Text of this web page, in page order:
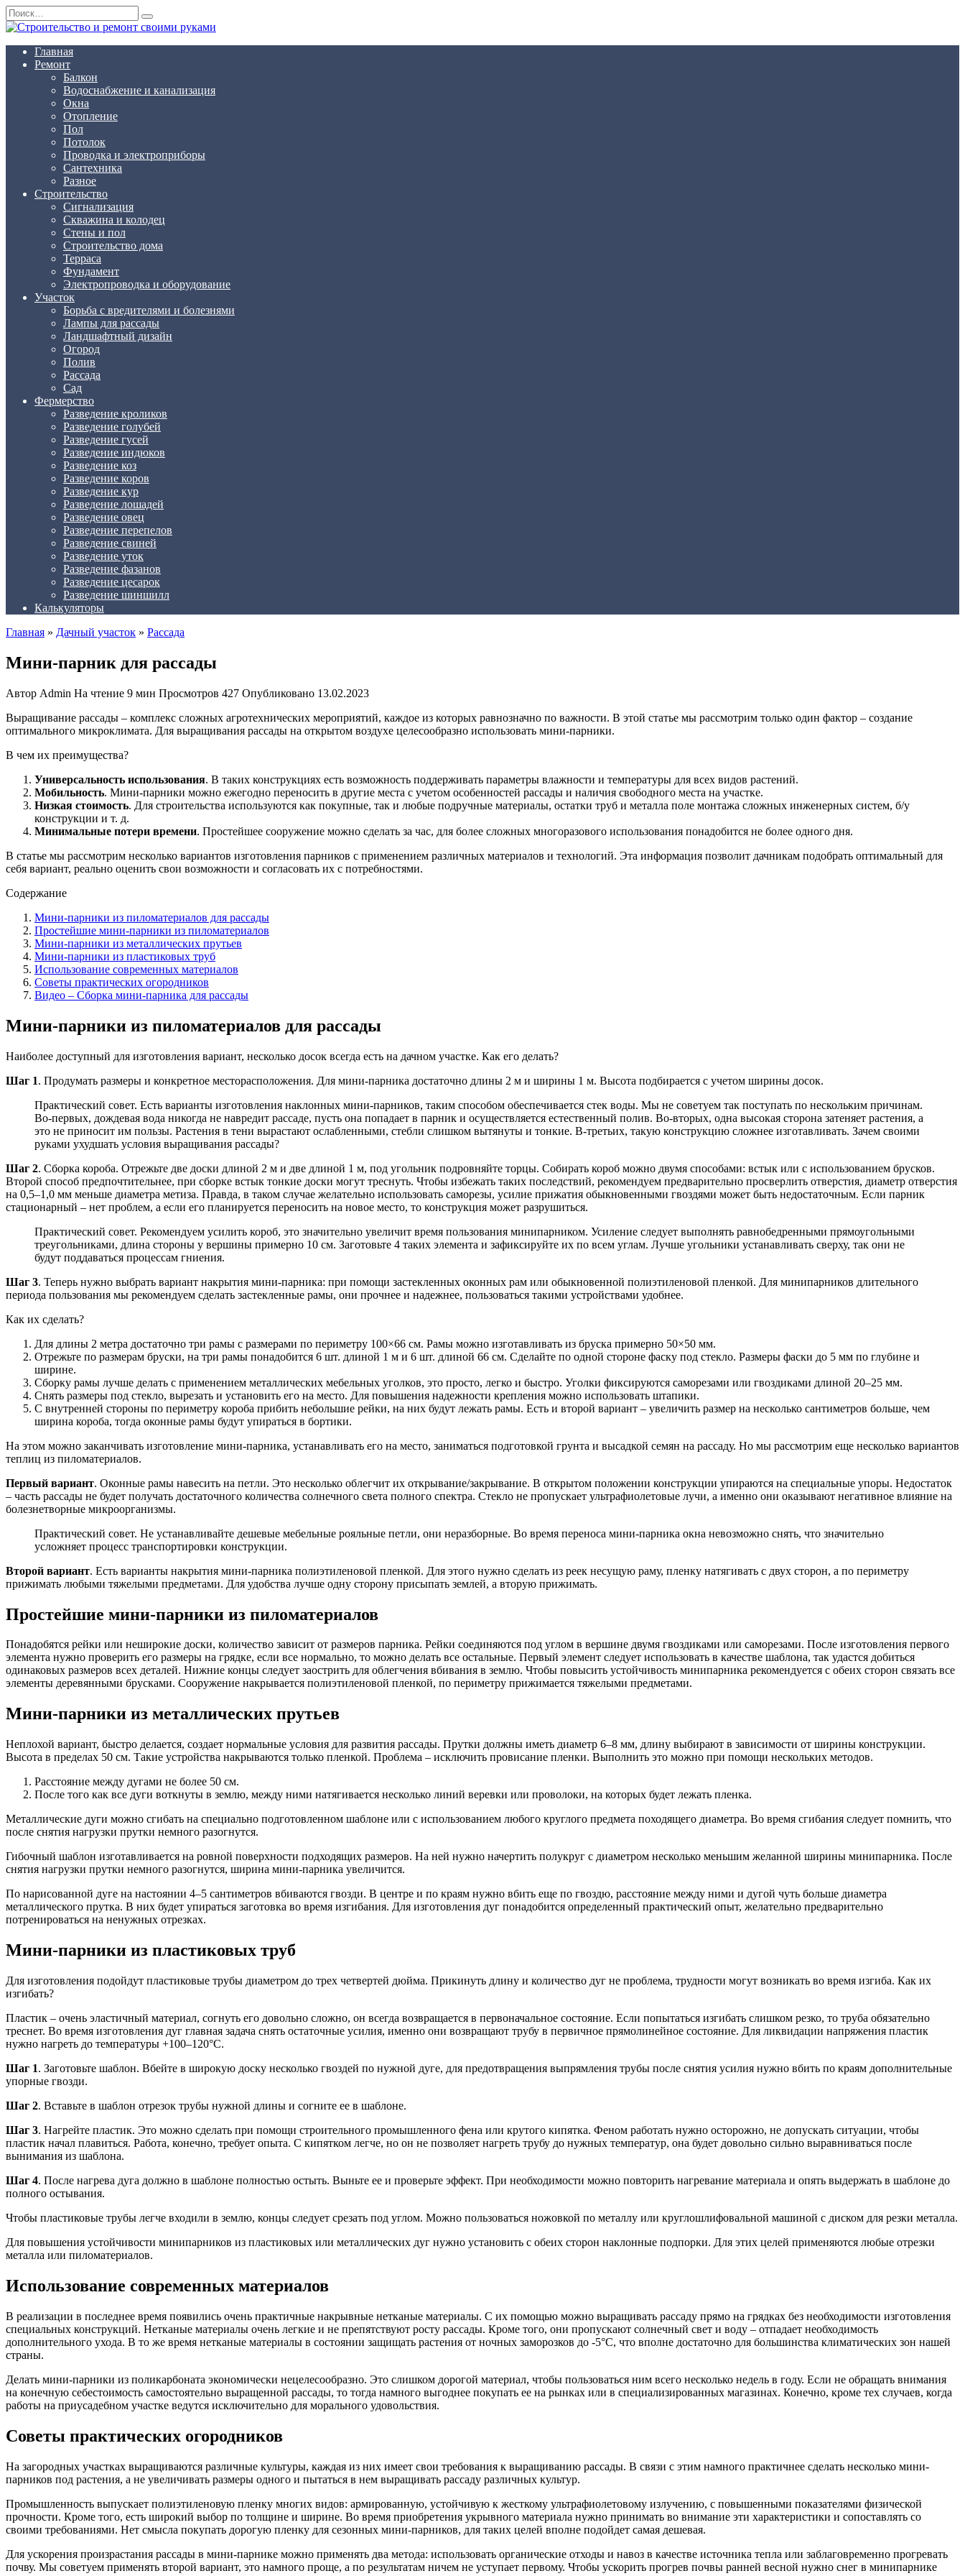
Перейти
к
содержанию
Search
for:
Главная
Ремонт
Балкон
Водоснабжение и канализация
Окна
Отопление
Пол
Потолок
Проводка и электроприборы
Сантехника
Разное
Строительство
Сигнализация
Скважина и колодец
Стены и пол
Строительство дома
Терраса
Фундамент
Электропроводка и оборудование
Участок
Борьба с вредителями и болезнями
Лампы для рассады
Ландшафтный дизайн
Огород
Полив
Рассада
Сад
Фермерство
Разведение кроликов
Разведение голубей
Разведение гусей
Разведение индюков
Разведение коз
Разведение коров
Разведение кур
Разведение лошадей
Разведение овец
Разведение перепелов
Разведение свиней
Разведение уток
Разведение фазанов
Разведение цесарок
Разведение шиншилл
Калькуляторы
Главная » Дачный участок » Рассада
Мини-парник для рассады
Автор Admin На чтение 9 мин Просмотров 427 Опубликовано 13.02.2023
Выращивание рассады – комплекс сложных агротехнических мероприятий, каждое из которых равнозначно по важности. В этой статье мы рассмотрим только один фактор – создание
оптимального микроклимата. Для выращивания рассады на открытом воздухе целесообразно использовать мини-парники.
В чем их преимущества?
Универсальность использования. В таких конструкциях есть возможность поддерживать параметры влажности и температуры для всех видов растений.
Мобильность. Мини-парники можно ежегодно переносить в другие места с учетом особенностей рассады и наличия свободного места на участке.
Низкая стоимость. Для строительства используются как покупные, так и любые подручные материалы, остатки труб и металла поле монтажа сложных инженерных систем, б/у
конструкции и т. д.
Минимальные потери времени. Простейшее сооружение можно сделать за час, для более сложных многоразового использования понадобится не более одного дня.
В статье мы рассмотрим несколько вариантов изготовления парников с применением различных материалов и технологий. Эта информация позволит дачникам подобрать оптимальный для
себя вариант, реально оценить свои возможности и согласовать их с потребностями.
Содержание
Мини-парники из пиломатериалов для рассады
Простейшие мини-парники из пиломатериалов
Мини-парники из металлических прутьев
Мини-парники из пластиковых труб
Использование современных материалов
Советы практических огородников
Видео – Сборка мини-парника для рассады
Мини-парники из пиломатериалов для рассады
Наиболее доступный для изготовления вариант, несколько досок всегда есть на дачном участке. Как его делать?
Шаг 1. Продумать размеры и конкретное месторасположения. Для мини-парника достаточно длины 2 м и ширины 1 м. Высота подбирается с учетом ширины досок.
Практический совет. Есть варианты изготовления наклонных мини-парников, таким способом обеспечивается стек воды. Мы не советуем так поступать по нескольким причинам.
Во-первых, дождевая вода никогда не навредит рассаде, пусть она попадает в парник и осуществляется естественный полив. Во-вторых, одна высокая сторона затеняет растения, а
это не приносит им пользы. Растения в тени вырастают ослабленными, стебли слишком вытянуты и тонкие. В-третьих, такую конструкцию сложнее изготавливать. Зачем своими
руками ухудшать условия выращивания рассады?
Шаг 2. Сборка короба. Отрежьте две доски длиной 2 м и две длиной 1 м, под угольник подровняйте торцы. Собирать короб можно двумя способами: встык или с использованием брусков.
Второй способ предпочтительнее, при сборке встык тонкие доски могут треснуть. Чтобы избежать таких последствий, рекомендуем предварительно просверлить отверстия, диаметр отверстия
на 0,5–­1,0 мм меньше диаметра метиза. Правда, в таком случае желательно использовать саморезы, усилие прижатия обыкновенными гвоздями может быть недостаточным. Если парник
стационарный – нет проблем, а если его планируется переносить на новое место, то конструкция может разрушиться.
Практический совет. Рекомендуем усилить короб, это значительно увеличит время пользования минипарником. Усиление следует выполнять равнобедренными прямоугольными
треугольниками, длина стороны у вершины примерно 10 см. Заготовьте 4 таких элемента и зафиксируйте их по всем углам. Лучше угольники устанавливать сверху, так они не
будут поддаваться процессам гниения.
Шаг 3. Теперь нужно выбрать вариант накрытия мини-парника: при помощи застекленных оконных рам или обыкновенной полиэтиленовой пленкой. Для минипарников длительного
периода пользования мы рекомендуем сделать застекленные рамы, они прочнее и надежнее, пользоваться такими устройствами удобнее.
Как их сделать?
Для длины 2 метра достаточно три рамы с размерами по периметру 100×66 см. Рамы можно изготавливать из бруска примерно 50×50 мм.
Отрежьте по размерам бруски, на три рамы понадобится 6 шт. длиной 1 м и 6 шт. длиной 66 см. Сделайте по одной стороне фаску под стекло. Размеры фаски до 5 мм по глубине и
ширине.
Сборку рамы лучше делать с применением металлических мебельных уголков, это просто, легко и быстро. Уголки фиксируются саморезами или гвоздиками длиной 20–25 мм.
Снять размеры под стекло, вырезать и установить его на место. Для повышения надежности крепления можно использовать штапики.
С внутренней стороны по периметру короба прибить небольшие рейки, на них будут лежать рамы. Есть и второй вариант – увеличить размер на несколько сантиметров больше, чем
ширина короба, тогда оконные рамы будут упираться в бортики.
На этом можно заканчивать изготовление мини-парника, устанавливать его на место, заниматься подготовкой грунта и высадкой семян на рассаду. Но мы рассмотрим еще несколько вариантов
теплиц из пиломатериалов.
Первый вариант. Оконные рамы навесить на петли. Это несколько облегчит их открывание/закрывание. В открытом положении конструкции упираются на специальные упоры. Недостаток
– часть рассады не будет получать достаточного количества солнечного света полного спектра. Стекло не пропускает ультрафиолетовые лучи, а именно они оказывают негативное влияние на
болезнетворные микроорганизмы.
Практический совет. Не устанавливайте дешевые мебельные рояльные петли, они неразборные. Во время переноса мини-парника окна невозможно снять, что значительно
усложняет процесс транспортировки конструкции.
Второй вариант. Есть варианты накрытия мини-парника полиэтиленовой пленкой. Для этого нужно сделать из реек несущую раму, пленку натягивать с двух сторон, а по периметру
прижимать любыми тяжелыми предметами. Для удобства лучше одну сторону присыпать землей, а вторую прижимать.
Простейшие мини-парники из пиломатериалов
Понадобятся рейки или неширокие доски, количество зависит от размеров парника. Рейки соединяются под углом в вершине двумя гвоздиками или саморезами. После изготовления первого
элемента нужно проверить его размеры на грядке, если все нормально, то можно делать все остальные. Первый элемент следует использовать в качестве шаблона, так удастся добиться
одинаковых размеров всех деталей. Нижние концы следует заострить для облегчения вбивания в землю. Чтобы повысить устойчивость минипарника рекомендуется с обеих сторон связать все
элементы деревянными брусками. Сооружение накрывается полиэтиленовой пленкой, по периметру прижимается тяжелыми предметами.
Мини-парники из металлических прутьев
Неплохой вариант, быстро делается, создает нормальные условия для развития рассады. Прутки должны иметь диаметр 6–­8 мм, длину выбирают в зависимости от ширины конструкции.
Высота в пределах 50 см. Такие устройства накрываются только пленкой. Проблема – исключить провисание пленки. Выполнить это можно при помощи нескольких методов.
Расстояние между дугами не более 50 см.
После того как все дуги воткнуты в землю, между ними натягивается несколько линий веревки или проволоки, на которых будет лежать пленка.
Металлические дуги можно сгибать на специально подготовленном шаблоне или с использованием любого круглого предмета походящего диаметра. Во время сгибания следует помнить, что
после снятия нагрузки прутки немного разогнутся.
Гибочный шаблон изготавливается на ровной поверхности подходящих размеров. На ней нужно начертить полукруг с диаметром несколько меньшим желанной ширины минипарника. После
снятия нагрузки прутки немного разогнутся, ширина мини-парника увеличится.
По нарисованной дуге на настоянии 4–5 сантиметров вбиваются гвозди. В центре и по краям нужно вбить еще по гвоздю, расстояние между ними и дугой чуть больше диаметра
металлического прутка. В них будет упираться заготовка во время изгибания. Для изготовления дуг понадобится определенный практический опыт, желательно предварительно
потренироваться на ненужных отрезках.
Мини-парники из пластиковых труб
Для изготовления подойдут пластиковые трубы диаметром до трех четвертей дюйма. Прикинуть длину и количество дуг не проблема, трудности могут возникать во время изгиба. Как их
изгибать?
Пластик – очень эластичный материал, согнуть его довольно сложно, он всегда возвращается в первоначальное состояние. Если попытаться изгибать слишком резко, то труба обязательно
треснет. Во время изготовления дуг главная задача снять остаточные усилия, именно они возвращают трубу в первичное прямолинейное состояние. Для ликвидации напряжения пластик
нужно нагреть до температуры +100–120°С.
Шаг 1. Заготовьте шаблон. Вбейте в широкую доску несколько гвоздей по нужной дуге, для предотвращения выпрямления трубы после снятия усилия нужно вбить по краям дополнительные
упорные гвозди.
Шаг 2. Вставьте в шаблон отрезок трубы нужной длины и согните ее в шаблоне.
Шаг 3. Нагрейте пластик. Это можно сделать при помощи строительного промышленного фена или крутого кипятка. Феном работать нужно осторожно, не допускать ситуации, чтобы
пластик начал плавиться. Работа, конечно, требует опыта. С кипятком легче, но он не позволяет нагреть трубу до нужных температур, она будет довольно сильно выравниваться после
вынимания из шаблона.
Шаг 4. После нагрева дуга должно в шаблоне полностью остыть. Выньте ее и проверьте эффект. При необходимости можно повторить нагревание материала и опять выдержать в шаблоне до
полного остывания.
Чтобы пластиковые трубы легче входили в землю, концы следует срезать под углом. Можно пользоваться ножовкой по металлу или круглошлифовальной машиной с диском для резки металла.
Для повышения устойчивости минипарников из пластиковых или металлических дуг нужно установить с обеих сторон наклонные подпорки. Для этих целей применяются любые отрезки
металла или пиломатериалов.
Использование современных материалов
В реализации в последнее время появились очень практичные накрывные нетканые материалы. С их помощью можно выращивать рассаду прямо на грядках без необходимости изготовления
специальных конструкций. Нетканые материалы очень легкие и не препятствуют росту рассады. Кроме того, они пропускают солнечный свет и воду – отпадает необходимость
дополнительного ухода. В то же время нетканые материалы в состоянии защищать растения от ночных заморозков до -5°С, что вполне достаточно для большинства климатических зон нашей
страны.
Делать мини-парники из поликарбоната экономически нецелесообразно. Это слишком дорогой материал, чтобы пользоваться ним всего несколько недель в году. Если не обращать внимания
на конечную себестоимость самостоятельно выращенной рассады, то тогда намного выгоднее покупать ее на рынках или в специализированных магазинах. Конечно, кроме тех случаев, когда
работы на приусадебном участке ведутся исключительно для морального удовольствия.
Советы практических огородников
На загородных участках выращиваются различные культуры, каждая из них имеет свои требования к выращиванию рассады. В связи с этим намного практичнее сделать несколько мини-
парников под растения, а не увеличивать размеры одного и пытаться в нем выращивать рассаду различных культур.
Промышленность выпускает полиэтиленовую пленку многих видов: армированную, устойчивую к жесткому ультрафиолетовому излучению, с повышенными показателями физической
прочности. Кроме того, есть широкий выбор по толщине и ширине. Во время приобретения укрывного материала нужно принимать во внимание эти характеристики и сопоставлять со
своими требованиями. Нет смысла покупать дорогую пленку для сезонных мини-парников, для таких целей вполне подойдет самая дешевая.
Для ускорения произрастания рассады в мини-парнике можно применять два метода: использовать органические отходы и навоз в качестве источника тепла или заблаговременно прогревать
почву. Мы советуем применять второй вариант, это намного проще, а по результатам ничем не уступает первому. Чтобы ускорить прогрев почвы ранней весной нужно снег в минипарнике